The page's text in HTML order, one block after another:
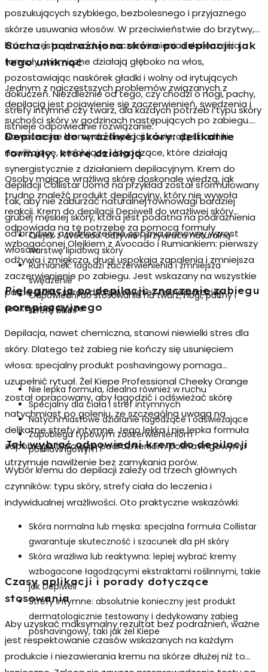
poszukujących szybkiego, bezbolesnego i przyjaznego
skórze usuwania włosów. W przeciwieństwie do brzytwy,
która często powoduje zaczerwienienia i skaleczenia,
formuły chemiczne działają głęboko na włos,
pozostawiając naskórek gładki i wolny od irytujących
dokuczeń. Niezależnie od tego, czy chodzi o nogi, pachy,
strefy intymne czy twarz, dla każdych potrzeb i typu skóry
istnieje odpowiednie rozwiązanie.
Sucha i podrażniona skóra po depilacji: jak
tego uniknąć
Jednym z najczęstszych problemów związanych z
depilacją jest pojawienie się zaczerwienień, swędzenia i
suchości skóry w godzinach następujących po zabiegu.
Nowoczesne kremy do depilacji zawierająskładniki
nawilżające, emolujące i łagodzące, które działają
synergistycznie z działaniem depilacyjnym. Krem do
depilacji Collistar Uomo na przykład został sformułowany
tak, aby nie zaburzać naturalnej równowagi bardziej
grubej męskiej skóry, która jest podatna na podrażnienia
od brzytwy, a jednocześnie opóźnia ponowny wzrost
włosów.
Depilacja do wrażliwej skóry: delikatne
formuły, które działają
Osoby mające wrażliwą skórę doskonale wiedzą, jak
trudno znaleźć produkt depilacyjny, który nie wywoła
reakcji. Krem do depilacji Depiwell do wrażliwej skóry
odpowiada na tę potrzebę za pomocą formuły
wzbogaconej Olejkiem z Avocado i Rumiankiem: pierwszy
odżywia i zmiękcza, drugi uspokaja zapalenia i zmniejsza
zaczerwienienie po zabiegu. Jest wskazany na wszystkie
partie ciała i sprawdza się również na najbardziej
reaktywnej skórze.
Olejek z Avocado: odżywia i przywraca naturalną
warstwę lipidową skóry
Rumianek: łagodzi zaczerwienienia i zmniejsza
swędzenie
Odpowiedni do stosowania na twarz, nogi, pachy i
strefę bikini
Pielęgnacja po depilacji: znaczenie zabiegu
porepisacyjnego
Depilacja, nawet chemiczna, stanowi niewielki stres dla
skóry. Dlatego też zabieg nie kończy się usunięciem
włosa: specjalny produkt poshavingowy pomaga
uzupełnić rytuał. Żel Kiepe Professional Cheeky Orange
został opracowany, aby łagodzić i odświeżać skórę
natychmiast po goleniu, ze szczególną uwagą na
delikatne strefy intymne. Jego lekka i nie lepka formuła
zapobiega typowym podrażnieniom poshavingowym i
utrzymuje nawilżenie bez zamykania porów.
Nie lepka formuła, idealna również w ruchu
Specjalny dla ciała i stref intymnych
Natychmiastowe działanie łagodzące i odświeżające
Zapobiega typowym zaczerwienieniom
poshavingowym
Jak wybrać odpowiedni krem do depilacji
Wybór kremu do depilacji zależy od trzech głównych
czynników: typu skóry, strefy ciała do leczenia i
indywidualnej wrażliwości. Oto praktyczne wskazówki:
Skóra normalna lub męska: specjalna formuła Collistar
gwarantuje skuteczność i szacunek dla pH skóry
Skóra wrażliwa lub reaktywna: lepiej wybrać kremy
wzbogacone łagodzącymi ekstraktami roślinnymi, takie
jak Depiwell
Strefy intymne: absolutnie konieczny jest produkt
dermatologicznie testowany i dedykowany zabieg
poshavingowy, taki jak żel Kiepe
Czasy aplikacji i porady dotyczące
stosowania
Aby uzyskać maksymalny rezultat bez podrażnień, ważne
jest respektowanie czasów wskazanych na każdym
produkcie i niezawierania kremu na skórze dłużej niż to